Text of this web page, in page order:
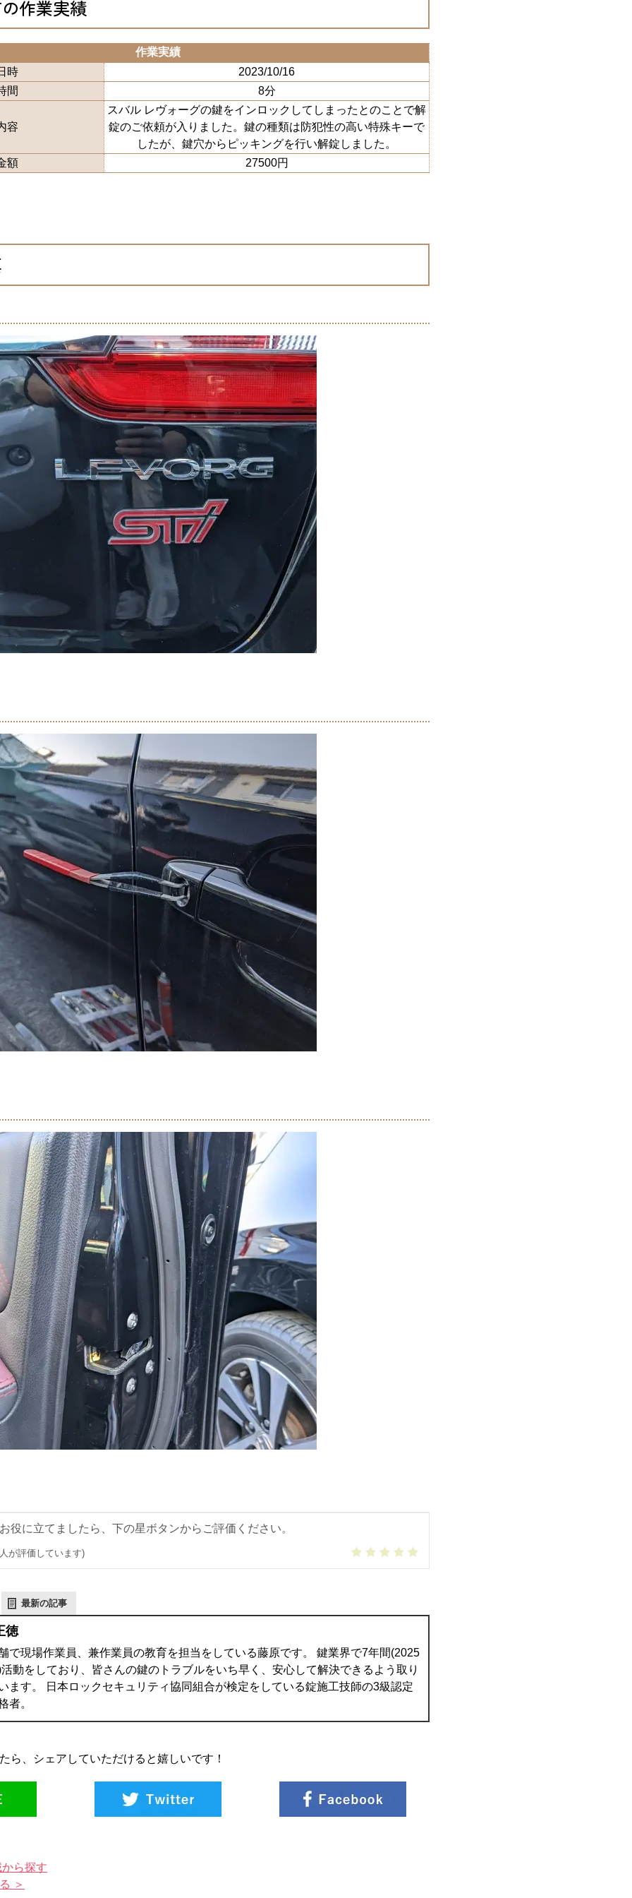
作業実績
作業実績
時
2023/10/16
間
8分
容
スバル レヴォーグの鍵をインロックしてしまったとのことで解
錠のご依頼が入りました。鍵の種類は防犯性の高い特殊キーで
したが、鍵穴からピッキングを行い解錠しました。
額
27500円
役に立てましたら、下の星ボタンからご評価ください。
が評価しています)
最新の記事
徳
で現場作業員、兼作業員の教育を担当をしている藤原です。 鍵業界で7年間(2025
動をしており、皆さんの鍵のトラブルをいち早く、安心して解決できるよう取り
ます。 日本ロックセキュリティ協同組合が検定をしている錠施工技師の3級認定
者。
ら、シェアしていただけると嬉しいです！
ら探す
＞